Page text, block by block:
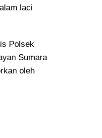
laci
Polsek
Sumara
oleh